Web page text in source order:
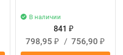
В наличии
841 ₽
798,95 ₽ / 756,90 ₽